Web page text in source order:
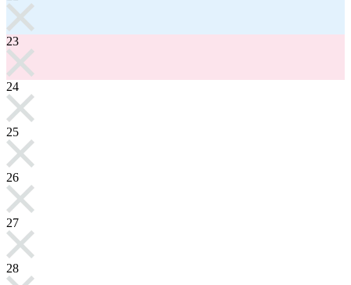
23
24
25
26
27
28